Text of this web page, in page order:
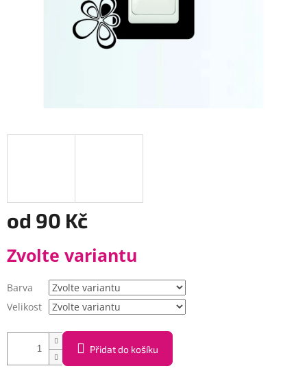
od 90 Kč
cena:
Zvolte variantu
Barva
Velikost
Přidat do košíku